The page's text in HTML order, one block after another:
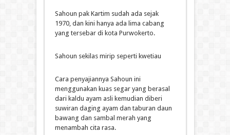
Sahoun pak Kartim sudah ada sejak
1970, dan kini hanya ada lima cabang
yang tersebar di kota Purwokerto.
Sahoun sekilas mirip seperti kwetiau
Cara penyajiannya Sahoun ini
menggunakan kuas segar yang berasal
dari kaldu ayam asli kemudian diberi
suwiran daging ayam dan taburan daun
bawang dan sambal merah yang
menambah cita rasa.